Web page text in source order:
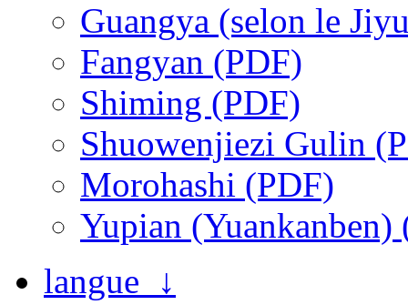
Guangya (selon le
Fangyan (PDF)
Shiming (PDF)
Shuowenjiezi Gulin
Morohashi (PDF)
Yupian (Yuankanben)
langue ↓